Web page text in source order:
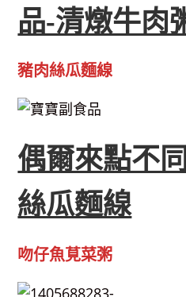
品-清燉牛肉
豬肉絲瓜麵線
偶爾來點不
絲瓜麵線
吻仔魚莧菜粥